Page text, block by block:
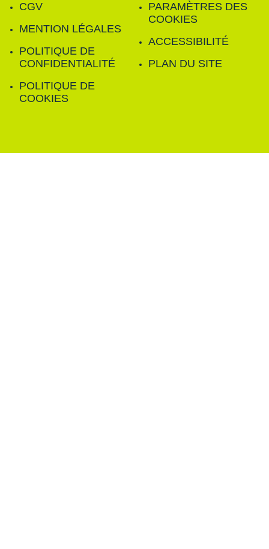
CGV
MENTION LÉGALES
POLITIQUE DE
CONFIDENTIALITÉ
POLITIQUE DE
COOKIES
PARAMÈTRES DES
COOKIES
ACCESSIBILITÉ
PLAN DU SITE